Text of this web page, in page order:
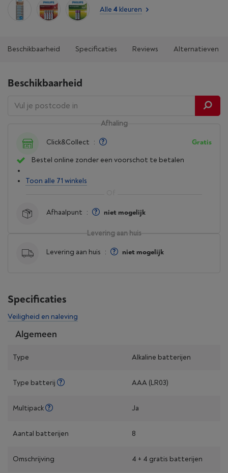
Alle 4 kleuren
Beschikbaarheid Specificaties Reviews Alternatieven
Beschikbaarheid
Levering aan huis
Levering aan huis : niet mogelijk
Afhaling
Click&Collect : Gratis
Bestel online zonder een voorschot te betalen
Toon alle 71 winkels
Afhaalpunt : niet mogelijk
Specificaties
Veiligheid en naleving
Algemeen
Type Alkaline batterijen
Type batterij AAA (LR03)
Multipack Ja
Aantal batterijen 8
Omschrijving 4 + 4 gratis batterijen